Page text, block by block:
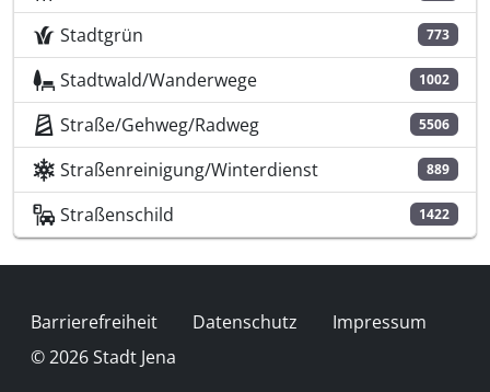
Stadtgrün 773
Stadtwald/Wanderwege 1002
Straße/Gehweg/Radweg 5506
Straßenreinigung/Winterdienst 889
Straßenschild 1422
Fußzeile
Barrierefreiheit Datenschutz
Impressum
© 2026 Stadt Jena